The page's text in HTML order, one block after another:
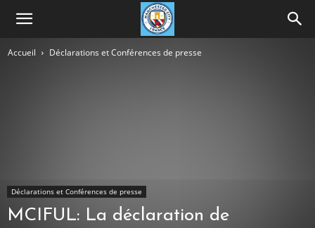
Accueil Déclarations et Conférences de presse
Déclarations et Conférences de presse
MCIFUL: La déclaration de